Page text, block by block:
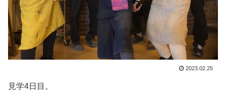
2023.02.25
見学4日目。